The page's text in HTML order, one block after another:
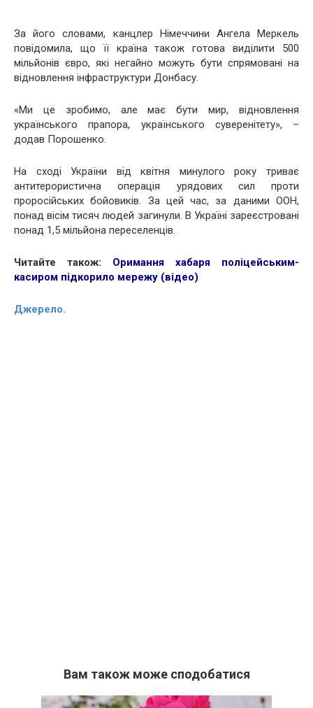
За його словами, канцлер Німеччини Ангела Меркель
повідомила, що її країна також готова виділити 500
мільйонів євро, які негайно можуть бути спрямовані на
відновлення інфраструктури Донбасу.
«Ми це зробимо, але має бути мир, відновлення
українського прапора, українського суверенітету», –
додав Порошенко.
На сході України від квітня минулого року триває
антитерористична операція урядових сил проти
проросійських бойовиків. За цей час, за даними ООН,
понад вісім тисяч людей загинули. В Україні зареєстровані
понад 1,5 мільйона переселенців.
Читайте також: Оримання хабаря поліцейським-
касиром підкорило мережу (відео)
Джерело.
Вам також може сподобатися